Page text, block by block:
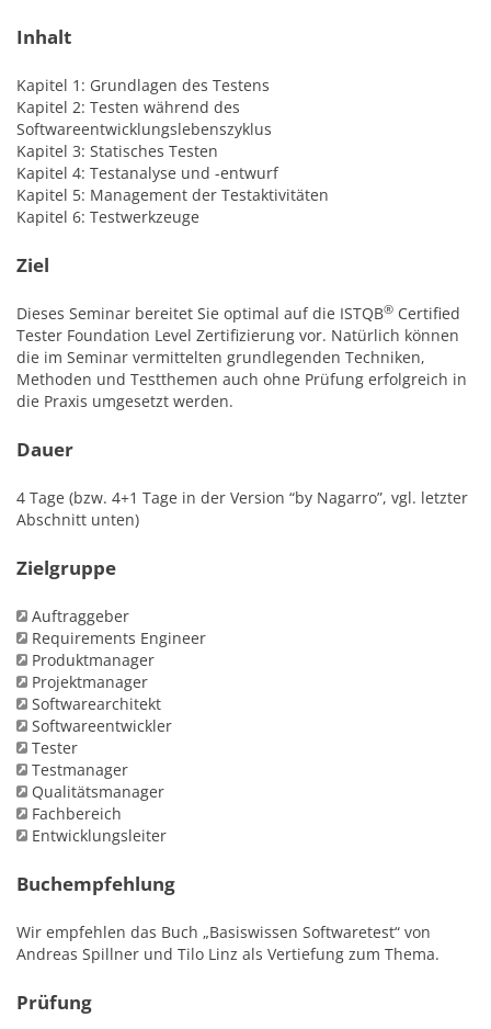
Inhalt
Kapitel 1: Grundlagen des Testens
Kapitel 2: Testen während des
Softwareentwicklungslebenszyklus
Kapitel 3: Statisches Testen
Kapitel 4: Testanalyse und -entwurf
Kapitel 5: Management der Testaktivitäten
Kapitel 6: Testwerkzeuge
Ziel
Dieses Seminar bereitet Sie optimal auf die ISTQB® Certified
Tester Foundation Level Zertifizierung vor. Natürlich können
die im Seminar vermittelten grundlegenden Techniken,
Methoden und Testthemen auch ohne Prüfung erfolgreich in
die Praxis umgesetzt werden.
Dauer
4 Tage (bzw. 4+1 Tage in der Version “by Nagarro”, vgl. letzter
Abschnitt unten)
Zielgruppe
Auftraggeber
Requirements Engineer
Produktmanager
Projektmanager
Softwarearchitekt
Softwareentwickler
Tester
Testmanager
Qualitätsmanager
Fachbereich
Entwicklungsleiter
Buchempfehlung
Wir empfehlen das Buch „Basiswissen Softwaretest“ von
Andreas Spillner und Tilo Linz als Vertiefung zum Thema.
Prüfung